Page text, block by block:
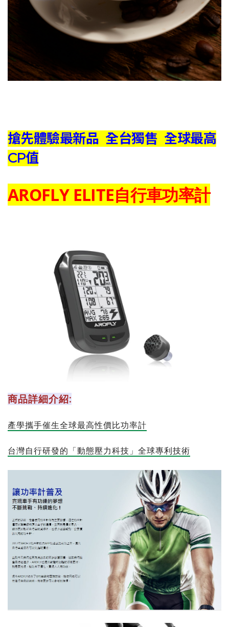
搶先體驗最新品 全台獨售 全球最高
CP值
AROFLY ELITE自行車功率計
商品詳細介紹:
產學攜手催生全球最高性價比功率計
台灣自行研發的「動態壓力科技」全球專利技術